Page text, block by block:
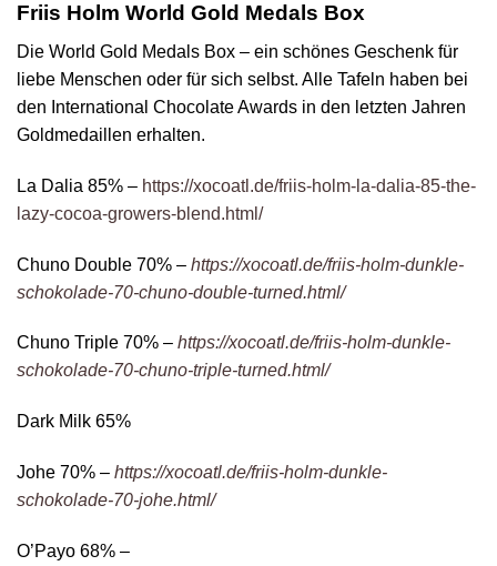
Friis Holm World Gold Medals Box
Die World Gold Medals Box – ein schönes Geschenk für
liebe Menschen oder für sich selbst. Alle Tafeln haben bei
den International Chocolate Awards in den letzten Jahren
Goldmedaillen erhalten.
La Dalia 85% – https://xocoatl.de/friis-holm-la-dalia-85-the-
lazy-cocoa-growers-blend.html/
Chuno Double 70% – https://xocoatl.de/friis-holm-dunkle-
schokolade-70-chuno-double-turned.html/
Chuno Triple 70% – https://xocoatl.de/friis-holm-dunkle-
schokolade-70-chuno-triple-turned.html/
Dark Milk 65%
Johe 70% – https://xocoatl.de/friis-holm-dunkle-
schokolade-70-johe.html/
O’Payo 68% –